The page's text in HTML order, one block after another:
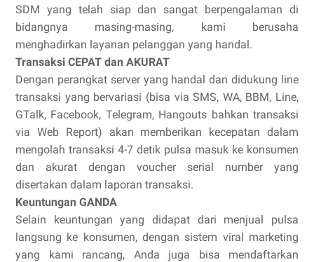
SDM yang telah siap dan sangat berpengalaman di
bidangnya masing-masing, kami berusaha
menghadirkan layanan pelanggan yang handal.
Transaksi CEPAT dan AKURAT
Dengan perangkat server yang handal dan didukung line
transaksi yang bervariasi (bisa via SMS, WA, BBM, Line,
GTalk, Facebook, Telegram, Hangouts bahkan transaksi
via Web Report) akan memberikan kecepatan dalam
mengolah transaksi 4-7 detik pulsa masuk ke konsumen
dan akurat dengan voucher serial number yang
disertakan dalam laporan transaksi.
Keuntungan GANDA
Selain keuntungan yang didapat dari menjual pulsa
langsung ke konsumen, dengan sistem viral marketing
yang kami rancang, Anda juga bisa mendaftarkan